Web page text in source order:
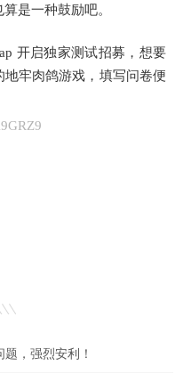
是一种鼓励吧。
开启独家测试招募，想要
牢肉鸽游戏，填写问卷便
，强烈安利！